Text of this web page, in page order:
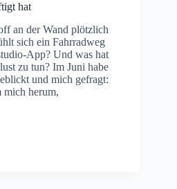
hat
an der Wand plötzlich
sich ein Fahrradweg
App? Und was hat
zu tun? Im Juni habe
und mich gefragt:
mich herum,